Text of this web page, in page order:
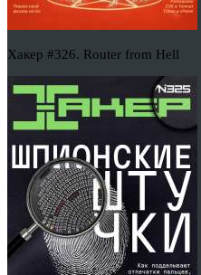
Хакер #326. Router from Hell